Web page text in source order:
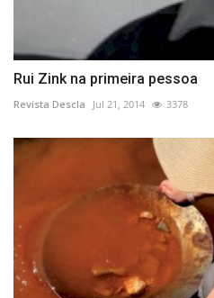
Rui Zink na primeira pessoa
Revista Descla Jul 21, 2014 3378